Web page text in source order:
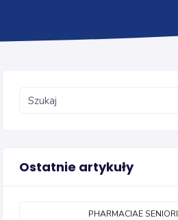
Ostatnie artykuły
PHARMACIAE SENIORI